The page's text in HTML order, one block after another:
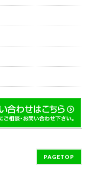
PAGETOP